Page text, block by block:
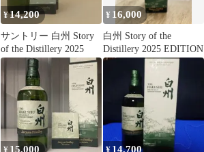
¥14,200
サントリー 白州 Story
of the Distillery 2025
¥ 16,000
白州 Story of the
Distillery 2025 EDITION
15,000 14,700